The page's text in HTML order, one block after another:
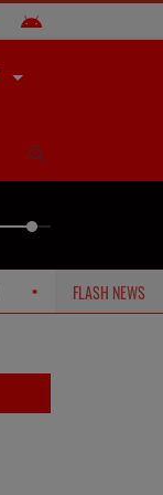
FLASH NEWS
SETE Offres